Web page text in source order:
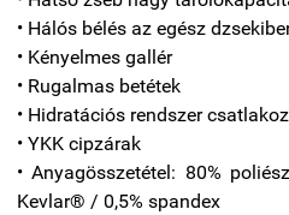
• Hálós bélés az egész
• Kényelmes gallér
• Rugalmas betétek
• Hidratációs rendszer
• YKK cipzárak
• Anyagösszetétel: 80%
Kevlar® / 0,5% spandex